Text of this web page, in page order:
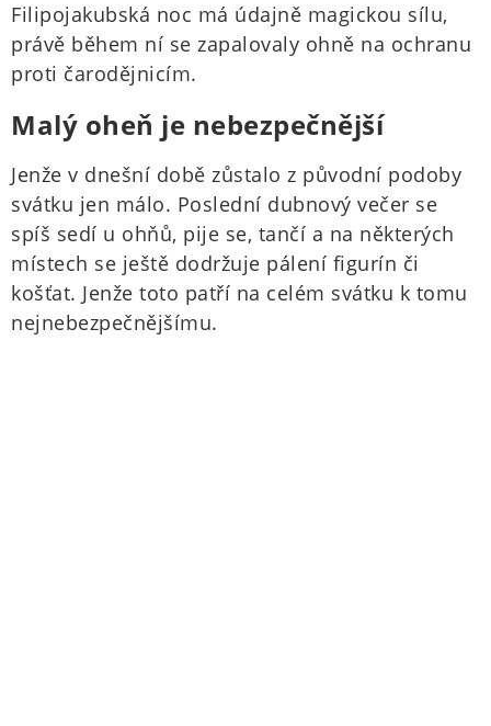
Filipojakubská noc má údajně magickou sílu,
právě během ní se zapalovaly ohně na ochranu
proti čarodějnicím.
Malý oheň je nebezpečnější
Jenže v dnešní době zůstalo z původní podoby
svátku jen málo. Poslední dubnový večer se
spíš sedí u ohňů, pije se, tančí a na některých
místech se ještě dodržuje pálení figurín či
košťat. Jenže toto patří na celém svátku k tomu
nejnebezpečnějšímu.